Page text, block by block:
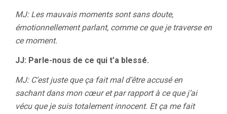
MJ: Les mauvais moments sont sans doute,
émotionnellement parlant, comme ce que je traverse en
ce moment.
JJ: Parle-nous de ce qui t’a blessé.
MJ: C’est juste que ça fait mal d’être accusé en
sachant dans mon cœur et par rapport à ce que j’ai
vécu que je suis totalement innocent. Et ça me fait